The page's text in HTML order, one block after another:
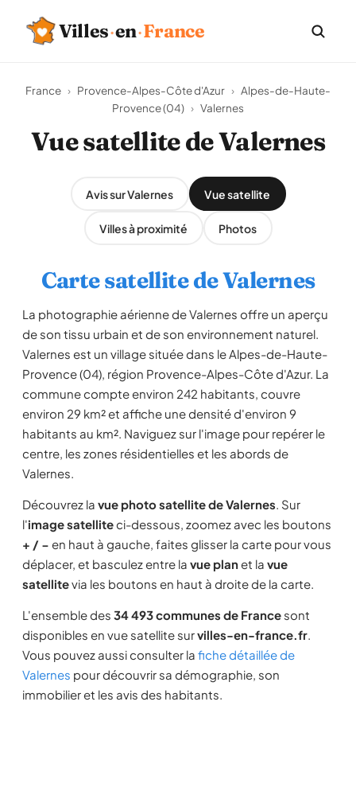
Villes·en·France
France › Provence-Alpes-Côte d'Azur › Alpes-de-Haute-
Provence (04) › Valernes
Vue satellite de Valernes
Avis sur Valernes Vue satellite
Villes à proximité Photos
Carte satellite de Valernes
La photographie aérienne de Valernes offre un aperçu
de son tissu urbain et de son environnement naturel.
Valernes est un village située dans le Alpes-de-Haute-
Provence (04), région Provence-Alpes-Côte d'Azur. La
commune compte environ 242 habitants, couvre
environ 29 km² et affiche une densité d'environ 9
habitants au km². Naviguez sur l'image pour repérer le
centre, les zones résidentielles et les abords de
Valernes.
Découvrez la vue photo satellite de Valernes. Sur
l'image satelliteci-dessous, zoomez avec les boutons
+ / − en haut à gauche, faites glisser la carte pour vous
déplacer, et basculez entre la vue planet la vue
satellitevia les boutons en haut à droite de la carte.
L'ensemble des 34 493 communes de France sont
disponibles en vue satellite survilles-en-france.fr.
Vous pouvez aussi consulter la fiche détaillée de
Valernes pour découvrir sa démographie, son
immobilier et les avis des habitants.